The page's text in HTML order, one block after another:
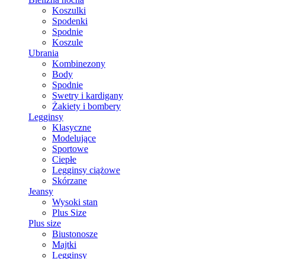
Koszulki
Spodenki
Spodnie
Koszule
Ubrania
Kombinezony
Body
Spodnie
Swetry i kardigany
Żakiety i bombery
Legginsy
Klasyczne
Modelujące
Sportowe
Ciepłe
Legginsy ciążowe
Skórzane
Jeansy
Wysoki stan
Plus Size
Plus size
Biustonosze
Majtki
Legginsy